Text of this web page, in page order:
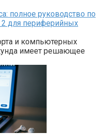
полное руководство по
для периферийных
и компьютерных
имеет решающее